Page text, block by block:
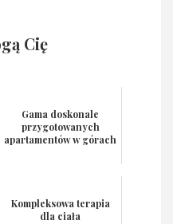
Cię
Gama doskonale
przygotowanych
apartamentów w górach
Kompleksowa terapia
dla ciała